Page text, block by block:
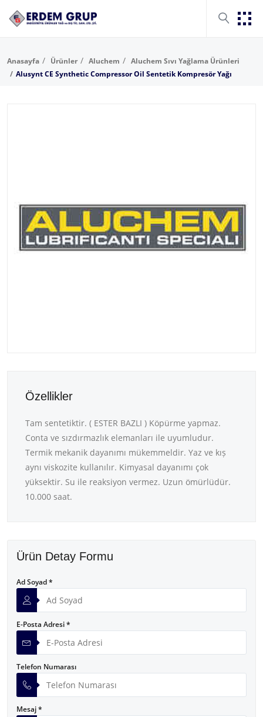
Anasayfa Ürünler Aluchem
Aluchem Sıvı Yağlama Ürünleri
Alusynt CE Synthetic Compressor Oil Sentetik Kompresör Yağı
Özellikler
Tam sentetiktir. ( ESTER BAZLI ) Köpürme yapmaz.
Conta ve sızdırmazlık elemanları ile uyumludur.
Termik mekanik dayanımı mükemmeldir. Yaz ve kıș
aynı viskozite kullanılır. Kimyasal dayanımı çok
yüksektir. Su ile reaksiyon vermez. Uzun ömürlüdür.
10.000 saat.
Ürün Detay Formu
Ad Soyad *
E-Posta Adresi *
Telefon Numarası
Mesaj *